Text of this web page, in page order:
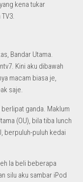
kena tukar
Bandar Utama.
Kini aku dibawah
macam biasa je,
saje.
ganda. Maklum
(OU), bila tiba lunch
berpuluh-puluh kedai
la beli beberapa
silu aku sambar iPod